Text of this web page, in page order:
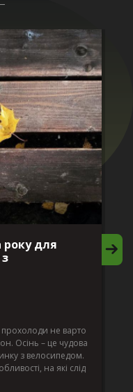
року для
не варто
Осінь – це чудова
з велосипедом.
на які слід